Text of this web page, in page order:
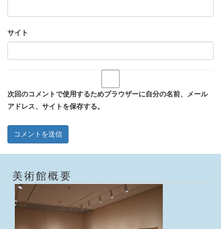
サイト
次回のコメントで使用するためブラウザーに自分の名前、メール
アドレス、サイトを保存する。
美術館概要